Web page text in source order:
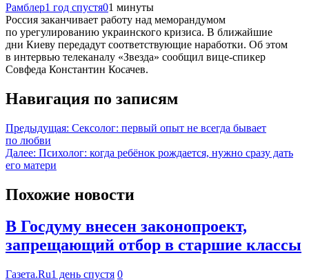
Рамблер1 год спустя01 минуты
Россия заканчивает работу над меморандумом
по урегулированию украинского кризиса. В ближайшие
дни Киеву передадут соответствующие наработки. Об этом
в интервью телеканалу «Звезда» сообщил вице-спикер
Совфеда Константин Косачев.
Навигация по записям
Предыдущая: Сексолог: первый опыт не всегда бывает
по любви
Далее: Психолог: когда ребёнок рождается, нужно сразу дать
его матери
Похожие новости
В Госдуму внесен законопроект,
запрещающий отбор в старшие классы
Газета.Ru1 день спустя 0